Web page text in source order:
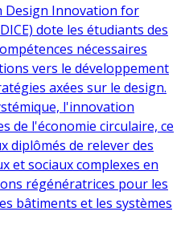
Design Innovation for
dote les étudiants des
nécessaires
vers le développement
axées sur le design.
l'innovation
de l'économie circulaire, ce
diplômés de relever des
et sociaux complexes en
régénératrices pour les
bâtiments et les systèmes